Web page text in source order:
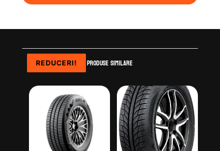
Produse similare
REDUCERI!
REDUCERI!
REDUCERI!